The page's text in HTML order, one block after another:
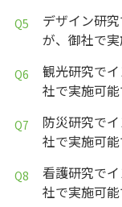
デザイン研
が、御社で
観光研究で
社で実施可
防災研究で
社で実施可
看護研究で
社で実施可